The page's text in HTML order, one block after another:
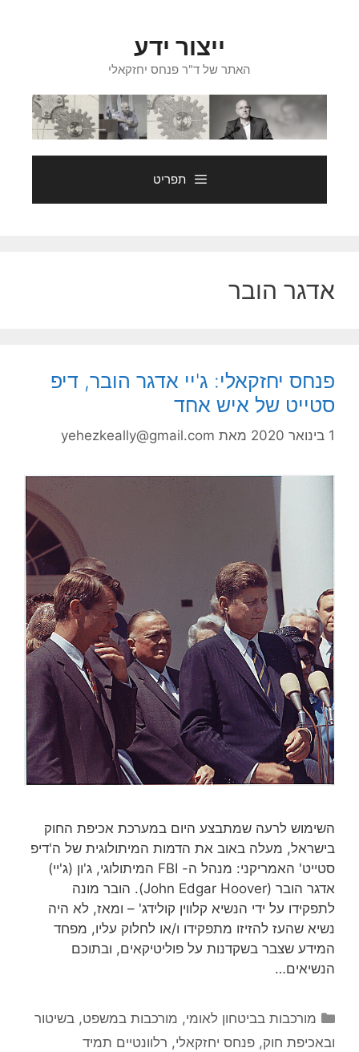
ייצור ידע
האתר של ד"ר פנחס יחזקאלי
תפריט
אדגר הובר
פנחס יחזקאלי: ג'יי אדגר הובר, דיפ
סטייט של איש אחד
1 בינואר 2020 מאת yehezkeally@gmail.com
השימוש לרעה שמתבצע היום במערכת אכיפת החוק
בישראל, מעלה באוב את הדמות המיתולוגית של ה'דיפ
סטייט' האמריקני: מנהל ה- FBI המיתולוגי, ג'ון (ג'יי)
אדגר הובר (John Edgar Hoover). הובר מונה
לתפקידו על ידי הנשיא קלווין קולידג' – ומאז, לא היה
נשיא שהעז להזיזו מתפקידו ו/או לחלוק עליו, מפחד
המידע שצבר בשקדנות על פוליטיקאים, ובתוכם
הנשיאים…
קטגוריות
מורכבות בביטחון לאומי, מורכבות במשפט, בשיטור
ובאכיפת חוק, פנחס יחזקאלי, רלוונטיים תמיד